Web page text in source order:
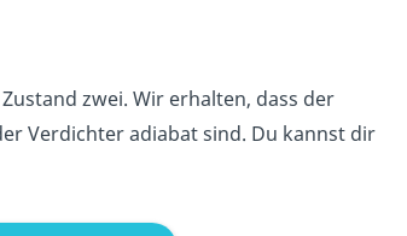
zwei. Wir erhalten, dass der
Verdichter adiabat sind. Du kannst dir